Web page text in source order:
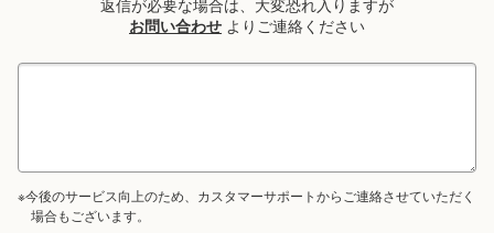
返信が必要な場合は、大変恐れ入りますが
お問い合わせ よりご連絡ください
※今後のサービス向上のため、カスタマーサポートからご連絡させていただく
場合もございます。